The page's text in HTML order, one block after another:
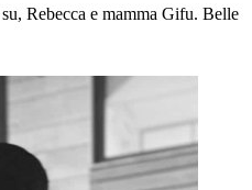
Rebecca e mamma Gifu. Belle